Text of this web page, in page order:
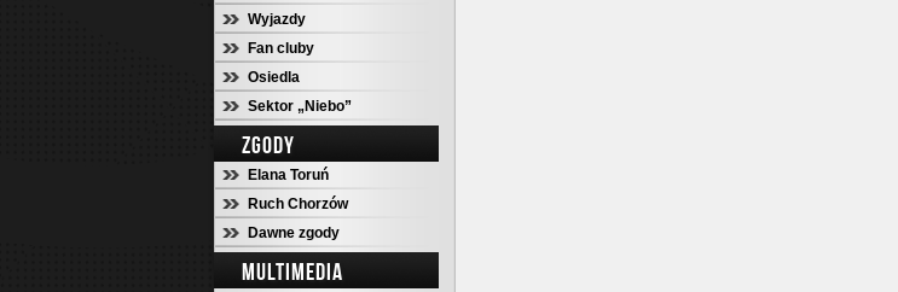
Wyjazdy
Fan cluby
Osiedla
Sektor „Niebo”
ZGODY
Elana Toruń
Ruch Chorzów
Dawne zgody
MULTIMEDIA